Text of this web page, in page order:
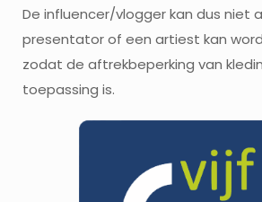
De influencer/vlogger kan dus niet
presentator of een artiest kan
zodat de aftrekbeperking van
toepassing is.